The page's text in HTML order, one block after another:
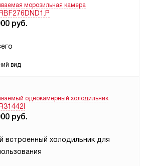
морозильная камера
руб.
вид
однокамерный холодильник
руб.
встроенный холодильник для